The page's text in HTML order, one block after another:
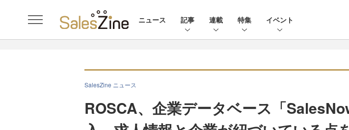
ニュース 記事 連載 特集 イベント
SalesZine ニュース
ROSCA、企業データベース「